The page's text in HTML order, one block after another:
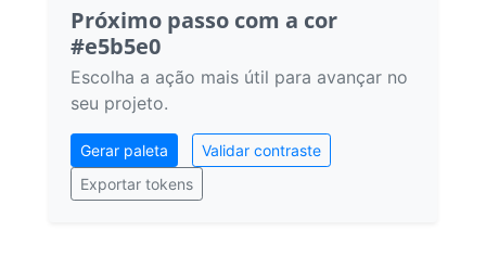
Próximo passo com a cor
#e5b5e0
Escolha a ação mais útil para avançar no
seu projeto.
Gerar paleta
Validar contraste
Exportar tokens